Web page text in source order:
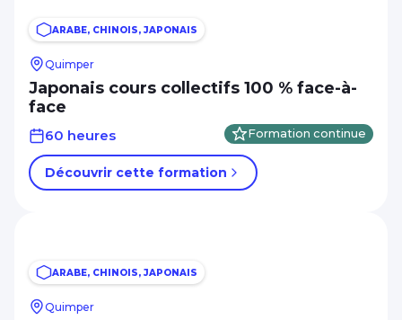
ARABE, CHINOIS, JAPONAIS
Quimper
Japonais cours collectifs 100 % face-à-
face
60 heures Formation continue
Découvrir cette formation
ARABE, CHINOIS, JAPONAIS
Quimper